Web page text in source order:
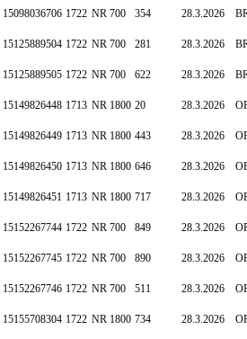
15098036706 1722 NR 700 354 28.3.2026
15125889504 1722 NR 700 281 28.3.2026
15125889505 1722 NR 700 622 28.3.2026
15149826448 1713 NR 1800 20 28.3.2026
15149826449 1713 NR 1800 443 28.3.2026
15149826450 1713 NR 1800 646 28.3.2026
15149826451 1713 NR 1800 717 28.3.2026
15152267744 1722 NR 700 849 28.3.2026
15152267745 1722 NR 700 890 28.3.2026
15152267746 1722 NR 700 511 28.3.2026
15155708304 1722 NR 1800 734 28.3.2026